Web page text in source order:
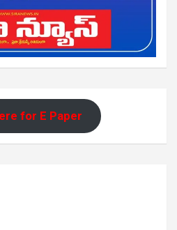
for E Paper